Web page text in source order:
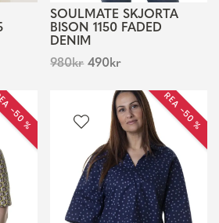
SOULMATE SKJORTA
BISON 1150 FADED
DENIM
980kr 490kr
−50 % REA −50 %